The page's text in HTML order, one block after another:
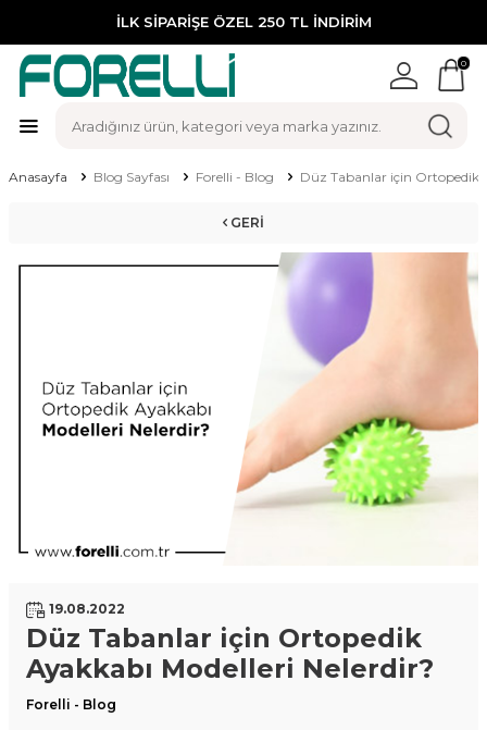
İLK SİPARİŞE ÖZEL 250 TL İNDİRİM
0
Anasayfa Blog Sayfası Forelli - Blog Düz Tabanlar için Ortopedik
GERI
19.08.2022
Düz Tabanlar için Ortopedik
Ayakkabı Modelleri Nelerdir?
Forelli - Blog